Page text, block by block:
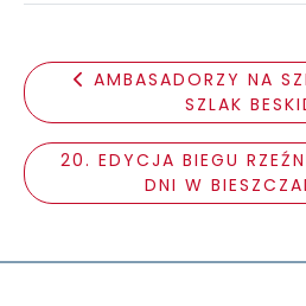
AMBASADORZY NA
SZLAK
20. EDYCJA BIEGU
DNI W